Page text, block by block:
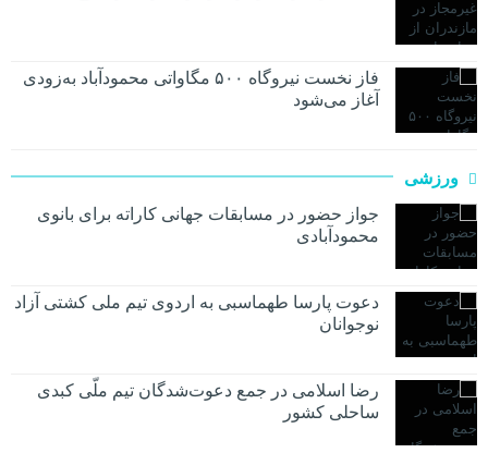
فاز نخست نیروگاه ۵۰۰ مگاواتی محمودآباد به‌زودی
آغاز می‌شود
ورزشی
جواز حضور در مسابقات جهانی کاراته برای بانوی
محمودآبادی
دعوت پارسا طهماسبی به اردوی تیم ملی کشتی آزاد
نوجوانان
رضا اسلامی در جمع دعوت‌شدگان تیم ملّی کبدی
ساحلی کشور